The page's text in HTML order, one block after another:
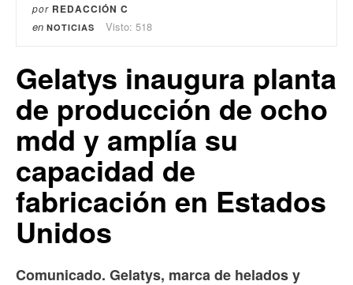
por REDACCIÓN C
en NOTICIAS Visto: 518
Gelatys inaugura planta
de producción de ocho
mdd y amplía su
capacidad de
fabricación en Estados
Unidos
Comunicado. Gelatys, marca de helados y